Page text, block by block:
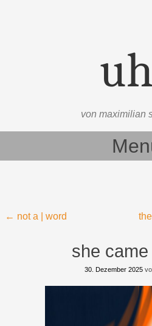
von maximilian
Beitragsnavigation
← not a | word
she
30. Dezember 2025